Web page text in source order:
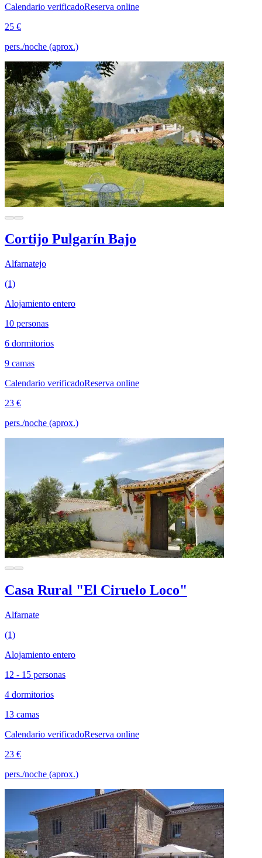
Calendario verificadoReserva online
25 €
pers./noche (aprox.)
Cortijo Pulgarín Bajo
Alfarnatejo
(1)
Alojamiento entero
10 personas
6 dormitorios
9 camas
Calendario verificadoReserva online
23 €
pers./noche (aprox.)
Casa Rural "El Ciruelo Loco"
Alfarnate
(1)
Alojamiento entero
12 - 15 personas
4 dormitorios
13 camas
Calendario verificadoReserva online
23 €
pers./noche (aprox.)